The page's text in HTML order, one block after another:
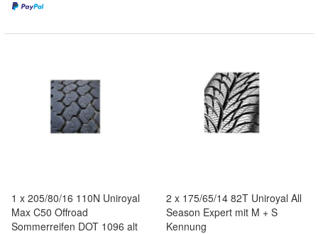
1 x 205/80/16 110N Uniroyal
Max C50 Offroad
Sommerreifen DOT 1096 alt
2 x 175/65/14 82T Uniroyal All
Season Expert mit M + S
Kennung